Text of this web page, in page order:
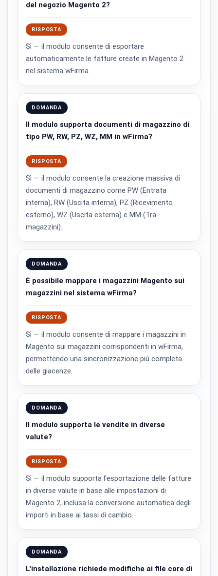
del negozio Magento 2?
RISPOSTA
Sì — il modulo consente di esportare
automaticamente le fatture create in Magento 2
nel sistema wFirma.
DOMANDA
Il modulo supporta documenti di magazzino di
tipo PW, RW, PZ, WZ, MM in wFirma?
RISPOSTA
Sì — il modulo consente la creazione massiva di
documenti di magazzino come PW (Entrata
interna), RW (Uscita interna), PZ (Ricevimento
esterno), WZ (Uscita esterna) e MM (Tra
magazzini).
DOMANDA
È possibile mappare i magazzini Magento sui
magazzini nel sistema wFirma?
RISPOSTA
Sì — il modulo consente di mappare i magazzini in
Magento sui magazzini corrispondenti in wFirma,
permettendo una sincronizzazione più completa
delle giacenze.
DOMANDA
Il modulo supporta le vendite in diverse
valute?
RISPOSTA
Sì — il modulo supporta l'esportazione delle fatture
in diverse valute in base alle impostazioni di
Magento 2, inclusa la conversione automatica degli
importi in base ai tassi di cambio.
DOMANDA
L'installazione richiede modifiche ai file core di